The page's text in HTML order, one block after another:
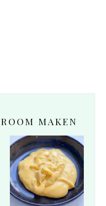
MAKEN